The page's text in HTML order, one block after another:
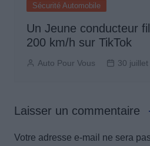
Sécurité Automobile
Un Jeune conducteur
200 km/h sur TikTok
Auto Pour Vous 30
Laisser un commentaire
Votre adresse e-mail ne sera